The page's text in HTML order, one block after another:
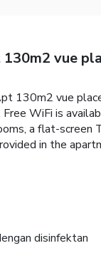
vue
130m2 vue
WiFi is
a flat-screen
in the
disinfektan